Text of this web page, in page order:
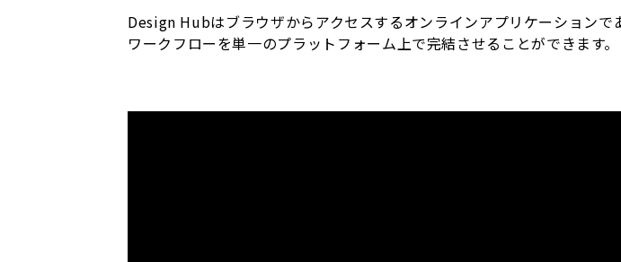
Design Hubはブラウザからアクセスするオンラインアプリケーションで
ワークフローを単一のプラットフォーム上で完結させることができます。